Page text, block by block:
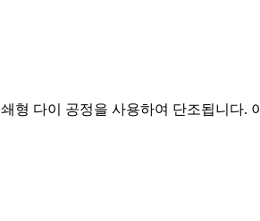
형 다이 공정을 사용하여 단조됩니다